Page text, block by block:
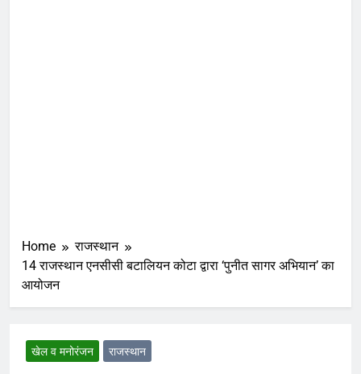
Home
राजस्थान
14 राजस्थान एनसीसी बटालियन कोटा द्वारा ‘पुनीत सागर अभियान’ का
आयोजन
खेल व मनोरंजन राजस्थान